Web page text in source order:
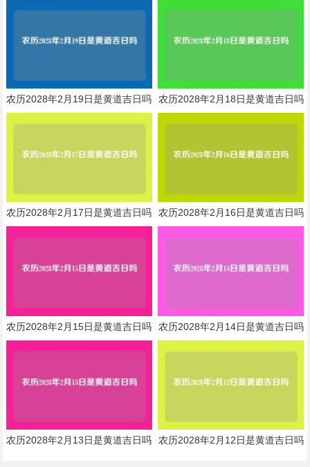
农历2028年2月19日是黄道吉日吗 农历2028年2月18日是黄道吉日吗
农历2028年2月17日是黄道吉日吗 农历2028年2月16日是黄道吉日吗
农历2028年2月15日是黄道吉日吗 农历2028年2月14日是黄道吉日吗
农历2028年2月13日是黄道吉日吗 农历2028年2月12日是黄道吉日吗